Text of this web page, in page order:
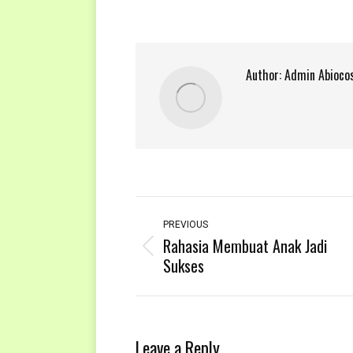
Author:Admin
navigation
PREVIOUS
Previous
post:
Rahasia Membuat Anak Jadi
Sukses
Leave a Reply